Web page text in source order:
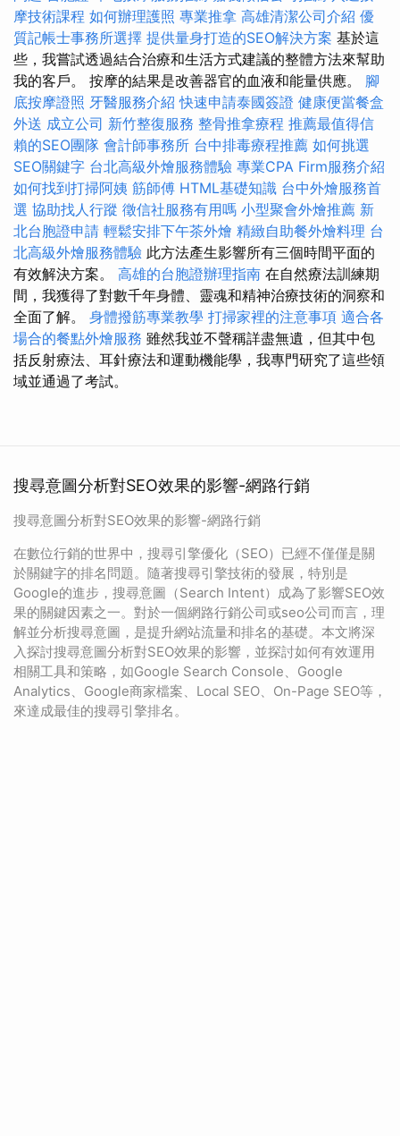
摩技術課程 如何辦理護照 專業推拿 高雄清潔公司介紹 優
質記帳士事務所選擇 提供量身打造的SEO解決方案 基於這
些，我嘗試透過結合治療和生活方式建議的整體方法來幫助
我的客戶。 按摩的結果是改善器官的血液和能量供應。 腳
底按摩證照 牙醫服務介紹 快速申請泰國簽證 健康便當餐盒
外送 成立公司 新竹整復服務 整骨推拿療程 推薦最值得信
賴的SEO團隊 會計師事務所 台中排毒療程推薦 如何挑選
SEO關鍵字 台北高級外燴服務體驗 專業CPA Firm服務介紹
如何找到打掃阿姨 筋師傅 HTML基礎知識 台中外燴服務首
選 協助找人行蹤 徵信社服務有用嗎 小型聚會外燴推薦 新
北台胞證申請 輕鬆安排下午茶外燴 精緻自助餐外燴料理 台
北高級外燴服務體驗 此方法產生影響所有三個時間平面的
有效解決方案。 高雄的台胞證辦理指南 在自然療法訓練期
間，我獲得了對數千年身體、靈魂和精神治療技術的洞察和
全面了解。 身體撥筋專業教學 打掃家裡的注意事項 適合各
場合的餐點外燴服務 雖然我並不聲稱詳盡無遺，但其中包
括反射療法、耳針療法和運動機能學，我專門研究了這些領
域並通過了考試。
搜尋意圖分析對SEO效果的影響-網路行銷
搜尋意圖分析對SEO效果的影響-網路行銷
在數位行銷的世界中，搜尋引擎優化（SEO）已經不僅僅是關
於關鍵字的排名問題。隨著搜尋引擎技術的發展，特別是
Google的進步，搜尋意圖（Search Intent）成為了影響SEO效
果的關鍵因素之一。對於一個網路行銷公司或seo公司而言，理
解並分析搜尋意圖，是提升網站流量和排名的基礎。本文將深
入探討搜尋意圖分析對SEO效果的影響，並探討如何有效運用
相關工具和策略，如Google Search Console、Google
Analytics、Google商家檔案、Local SEO、On-Page SEO等，
來達成最佳的搜尋引擎排名。